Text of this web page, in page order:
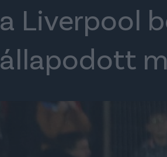
a Liverpool
állapodott